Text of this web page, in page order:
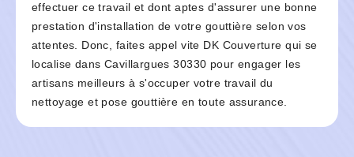
effectuer ce travail et dont aptes d'assurer une bonne
prestation d'installation de votre gouttière selon vos
attentes. Donc, faites appel vite DK Couverture qui se
localise dans Cavillargues 30330 pour engager les
artisans meilleurs à s'occuper votre travail du
nettoyage et pose gouttière en toute assurance.